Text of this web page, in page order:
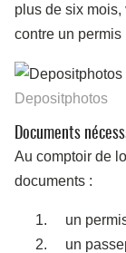
plus de six
contre un permis
Depositphotos
Documents
Au comptoir de
documents :
un
un